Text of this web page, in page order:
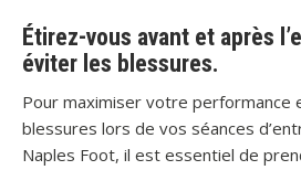
Étirez-vous avant et après
éviter les blessures.
Pour maximiser votre performance
blessures lors de vos séances
Naples Foot, il est essentiel de